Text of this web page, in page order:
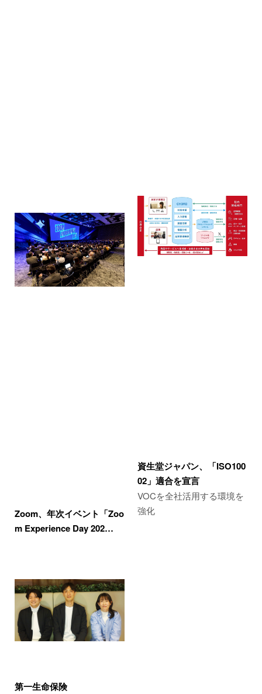
Zoom、年次イベント「Zoo
m Experience Day 202…
資生堂ジャパン、「ISO100
02」適合を宣言
VOCを全社活用する環境を
強化
第一生命保険